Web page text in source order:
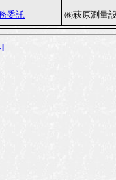
委託 ㈱萩原測量
]